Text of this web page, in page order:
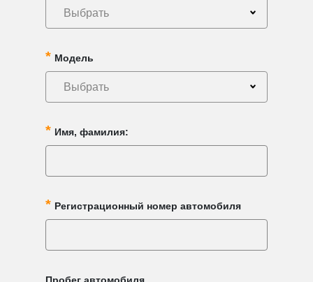
Выбрать
Модель
Выбрать
Имя, фамилия:
Регистрационный номер автомобиля
Пробег автомобиля